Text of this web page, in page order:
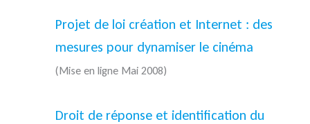
Projet de loi création et Internet : des
mesures pour dynamiser le cinéma
(Mise en ligne Mai 2008)
Droit de réponse et identification du